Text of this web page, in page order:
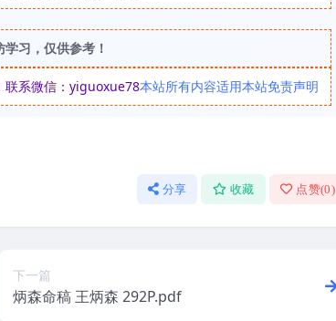
习，仅供参考！
联系微信：yiguoxue78本站所有内容适用本站免责声明
分享 收藏 点赞(0)
下一篇
炳森命稿 王炳森 292P.pdf